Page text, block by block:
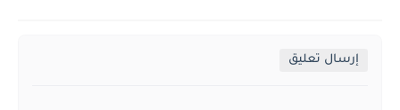
إرسال تعليق